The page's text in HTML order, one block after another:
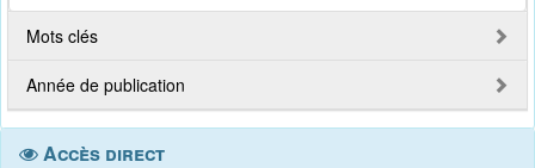
Mots clés
Année de publication
Accès direct